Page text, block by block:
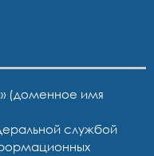
(доменное имя
службой